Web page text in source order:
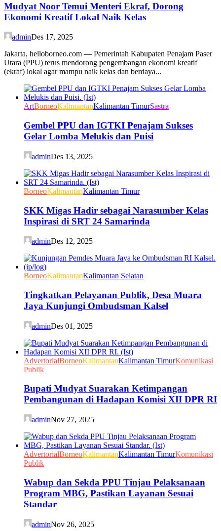
Mudyat Noor Temui Menteri Ekraf, Dorong
Ekonomi Kreatif Lokal Naik Kelas
adminDes 17, 2025
Jakarta, helloborneo.com — Pemerintah Kabupaten Penajam Paser
Utara (PPU) terus mendorong pengembangan ekonomi kreatif
(ekraf) lokal agar mampu naik kelas dan berdaya...
ArtBorneoKalimantanKalimantan TimurSastra
Gembel PPU dan IGTKI Penajam Sukses
Gelar Lomba Melukis dan Puisi
adminDes 13, 2025
BorneoKalimantanKalimantan Timur
SKK Migas Hadir sebagai Narasumber Kelas
Inspirasi di SRT 24 Samarinda
adminDes 12, 2025
BorneoKalimantanKalimantan Selatan
Tingkatkan Pelayanan Publik, Desa Muara
Jaya Kunjungi Ombudsman Kalsel
adminDes 01, 2025
AdvertorialBorneoKalimantanKalimantan TimurKomunikasi
Publik
Bupati Mudyat Suarakan Ketimpangan
Pembangunan di Hadapan Komisi XII DPR RI
adminNov 27, 2025
AdvertorialBorneoKalimantanKalimantan TimurKomunikasi
Publik
Wabup dan Sekda PPU Tinjau Pelaksanaan
Program MBG, Pastikan Layanan Sesuai
Standar
adminNov 26, 2025